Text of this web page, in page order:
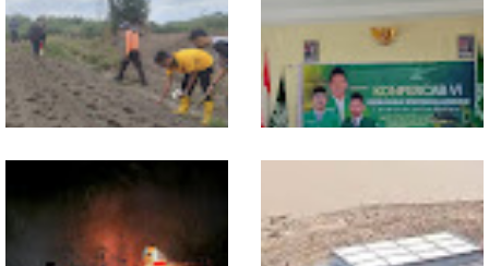
Dukung Swasembada
Pangan, Polsek Entikong
Tanam dan Rawat Jagung
Sekwil GP Ansor Kalbar
Hadiri Konfercab Sanggau:
Kader Harus Militan dan